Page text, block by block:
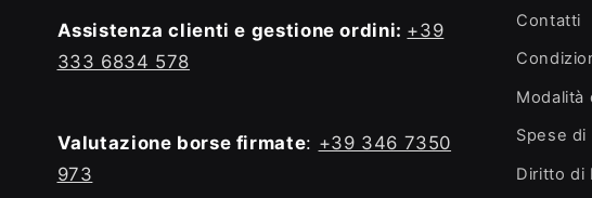
Assistenza clienti e gestione ordini: +39
333 6834 578
Valutazione borse firmate: +39 346 7350
973
Contatti
Modalità
Spese di
Diritto di